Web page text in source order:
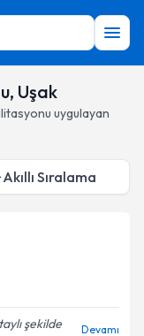
Uşak
uygulayan
Akıllı Sıralama
şekilde
Devamı